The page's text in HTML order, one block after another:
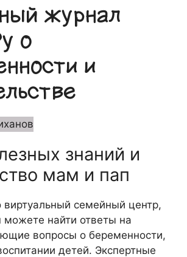
журнал
о
и
знаний и
мам и пап
виртуальный семейный центр,
можете найти ответы на
вопросы о беременности,
детей. Экспертные